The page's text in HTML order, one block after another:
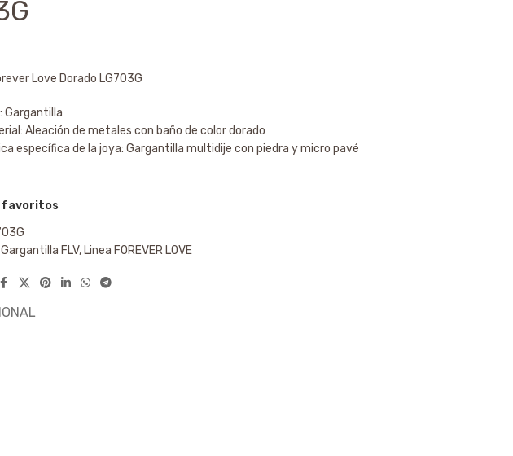
Love Dorado LG703G
Gargantilla
Aleación de metales con baño de color dorado
específica de la joya: Gargantilla multidije con piedra y micro pavé
favoritos
Gargantilla FLV, Linea FOREVER LOVE